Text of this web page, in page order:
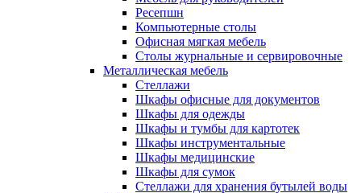
Ресепшн
Компьютерные столы
Офисная мягкая мебель
Столы журнальные и сервировочные
Металлическая мебель
Стеллажи
Шкафы офисные для документов
Шкафы для одежды
Шкафы и тумбы для картотек
Шкафы инструментальные
Шкафы медицинские
Шкафы для сумок
Стеллажи для хранения бутылей воды